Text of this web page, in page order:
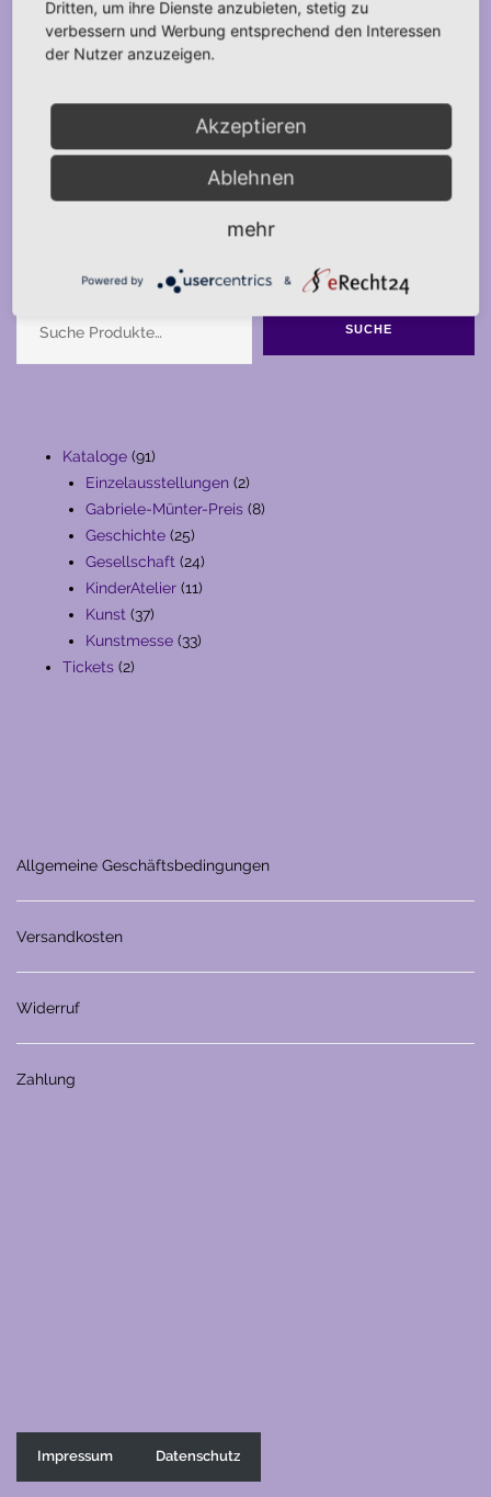
SUCHE
Kataloge 9191
Produkte
Einzelausstellungen 22
Produkte
Gabriele-Münter-Preis 88
Geschichte 2525
Produkte
Gesellschaft 2424
Produkte
KinderAtelier 1111
Kunst 3737
Produkte
Kunstmesse 3333
Tickets 22
Allgemeine Geschäftsbedingungen
Versandkosten
Widerruf
Zahlung
Impressum Datenschutz
Dritten, um ihre Dienste anzubieten, stetig zu
verbessern und Werbung entsprechend den Interessen
der Nutzer anzuzeigen.
Akzeptieren
Ablehnen
mehr
Powered by &